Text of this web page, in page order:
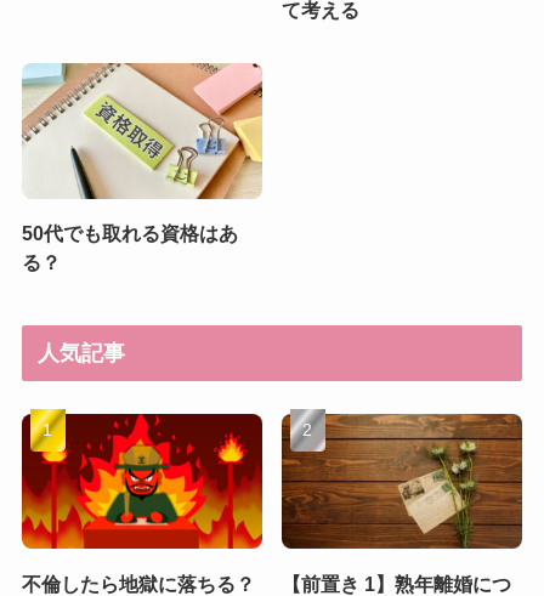
て考える
50代でも取れる資格はあ
る？
人気記事
不倫したら地獄に落ちる？
【前置き 1】熟年離婚につ